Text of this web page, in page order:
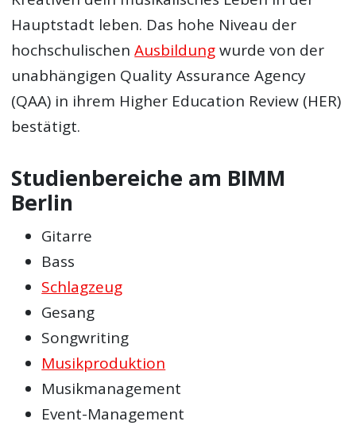
Hauptstadt leben. Das hohe Niveau der
hochschulischenAusbildungwurde von der
unabhängigen Quality Assurance Agency
(QAA) in ihrem Higher Education Review (HER)
bestätigt.
Studienbereiche am BIMM
Berlin
Gitarre
Bass
Schlagzeug
Gesang
Songwriting
Musikproduktion
Musikmanagement
Event-Management